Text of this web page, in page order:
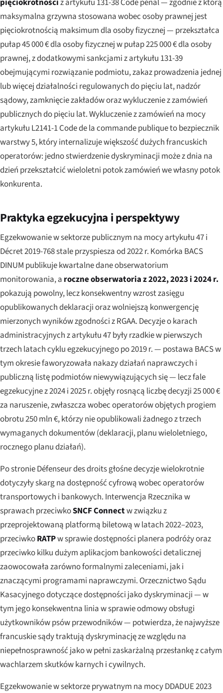
maksymalna grzywna stosowana wobec osoby prawnej jest
pięciokrotnością maksimum dla osoby fizycznej — przekształca
pułap 45 000 € dla osoby fizycznej w pułap 225 000 € dla osoby
prawnej, z dodatkowymi sankcjami z artykułu 131-39
obejmującymi rozwiązanie podmiotu, zakaz prowadzenia jednej
lub więcej działalności regulowanych do pięciu lat, nadzór
sądowy, zamknięcie zakładów oraz wykluczenie z zamówień
publicznych do pięciu lat. Wykluczenie z zamówień na mocy
artykułu L2141-1Code de la commande publiqueto bezpiecznik
warstwy 5, który internalizuje większość dużych francuskich
operatorów: jedno stwierdzenie dyskryminacji może z dnia na
dzień przekształcić wieloletni potok zamówień we własny potok
konkurenta.
Praktyka egzekucyjna i perspektywy
Egzekwowanie w sektorze publicznym na mocy artykułu 47 i
Décret 2019-768 stale przyspiesza od 2022 r. Komórka BACS
DINUM publikuje kwartalne dane obserwatorium
monitorowania, a roczne obserwatoria z 2022, 2023 i 2024 r.
pokazują powolny, lecz konsekwentny wzrost zasięgu
opublikowanych deklaracji oraz wolniejszą konwergencję
mierzonych wyników zgodności z RGAA. Decyzje o karach
administracyjnych z artykułu 47 były rzadkie w pierwszych
trzech latach cyklu egzekucyjnego po 2019 r. — postawa BACS w
tym okresie faworyzowała nakazy działań naprawczych i
publiczną listę podmiotów niewywiązujących się — lecz fale
egzekucyjne z 2024 i 2025 r. objęły rosnącą liczbę decyzji 25 000 €
za naruszenie, zwłaszcza wobec operatorów objętych progiem
obrotu 250 mln €, którzy nie opublikowali żadnego z trzech
wymaganych dokumentów (deklaracji, planu wieloletniego,
rocznego planu działań).
Po stronie Défenseur des droits głośne decyzje wielokrotnie
dotyczyły skarg na dostępność cyfrową wobec operatorów
transportowych i bankowych. Interwencja Rzecznika w
sprawach przeciwkoSNCF Connectw związku z
przeprojektowaną platformą biletową w latach 2022–2023,
przeciwkoRATPw sprawie dostępności planera podróży oraz
przeciwko kilku dużym aplikacjom bankowości detalicznej
zaowocowała zarówno formalnymi zaleceniami, jak i
znaczącymi programami naprawczymi. Orzecznictwo Sądu
Kasacyjnego dotyczące dostępności jako dyskryminacji — w
tym jego konsekwentna linia w sprawie odmowy obsługi
użytkowników psów przewodników — potwierdza, że najwyższe
francuskie sądy traktują dyskryminację ze względu na
niepełnosprawność jako w pełni zaskarżalną przesłankę z całym
wachlarzem skutków karnych i cywilnych.
Egzekwowanie w sektorze prywatnym na mocy DDADUE 2023